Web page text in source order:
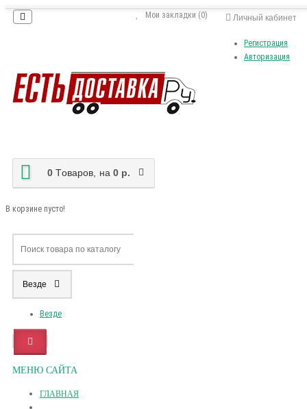
Личный кабинет
Регистрация
Авторизация
Мои закладки (0)
0 Tоваров, на 0 р.
В корзине пусто!
Везде
Везде
МЕНЮ САЙТА
ГЛАВНАЯ